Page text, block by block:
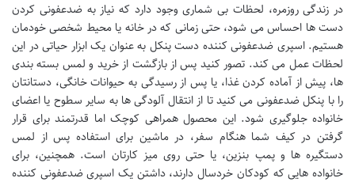
در زندگی روزمره، لحظات بی شماری وجود دارد که نیاز به ضدعفونی کردن
دست ها احساس می شود، حتی زمانی که در خانه یا محیط شخصی خودمان
هستیم. اسپری ضدعفونی کننده دست پنکل به عنوان یک ابزار حیاتی در این
لحظات عمل می کند. تصور کنید پس از بازگشت از خرید و لمس بسته بندی
ها، پیش از آماده کردن غذا، یا پس از رسیدگی به حیوانات خانگی، دستانتان
را با پنکل ضدعفونی می کنید تا از انتقال آلودگی ها به سایر سطوح یا اعضای
خانواده جلوگیری شود. این محصول همراهی کوچک اما قدرتمند برای قرار
گرفتن در کیف شما هنگام سفر، در ماشین برای استفاده پس از لمس
دستگیره ها و پمپ بنزین، یا حتی روی میز کارتان است. همچنین، برای
خانواده هایی که کودکان خردسال دارند، داشتن یک اسپری ضدعفونی کننده